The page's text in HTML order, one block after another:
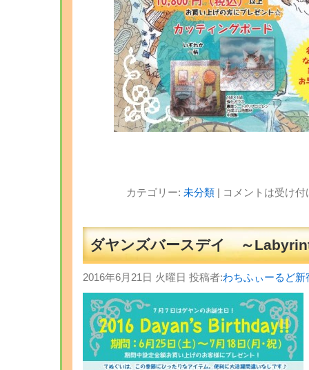
カテゴリー: 未分類| コメントは受け
ダヤンズバースデイ ～
2016年6月21日 火曜日 投稿者:わちふぃーるど